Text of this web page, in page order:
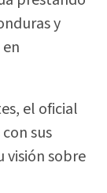
y
el oficial
sus
visión sobre